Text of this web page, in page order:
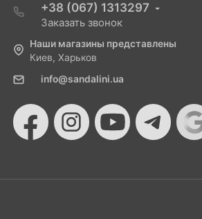
+38 (067) 1313297
Заказать звонок
Наши магазины представлены
Киев, Харьков
info@sandalini.ua